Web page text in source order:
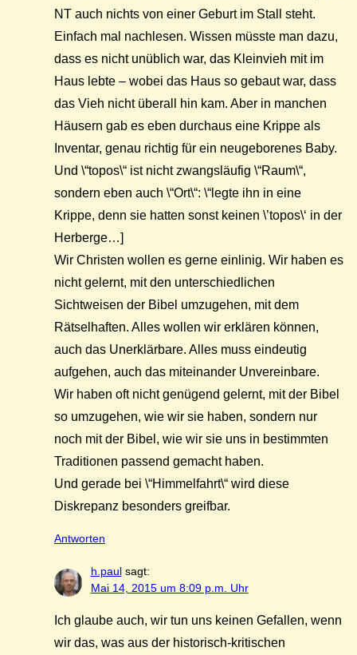
NT auch nichts von einer Geburt im Stall steht.
Einfach mal nachlesen. Wissen müsste man dazu,
dass es nicht unüblich war, das Kleinvieh mit im
Haus lebte – wobei das Haus so gebaut war, dass
das Vieh nicht überall hin kam. Aber in manchen
Häusern gab es eben durchaus eine Krippe als
Inventar, genau richtig für ein neugeborenes Baby.
Und \“topos\“ ist nicht zwangsläufig \“Raum\“,
sondern eben auch \“Ort\“: \“legte ihn in eine
Krippe, denn sie hatten sonst keinen \’topos\‘ in der
Herberge…]
Wir Christen wollen es gerne einlinig. Wir haben es
nicht gelernt, mit den unterschiedlichen
Sichtweisen der Bibel umzugehen, mit dem
Rätselhaften. Alles wollen wir erklären können,
auch das Unerklärbare. Alles muss eindeutig
aufgehen, auch das miteinander Unvereinbare.
Wir haben oft nicht genügend gelernt, mit der Bibel
so umzugehen, wie wir sie haben, sondern nur
noch mit der Bibel, wie wir sie uns in bestimmten
Traditionen passend gemacht haben.
Und gerade bei \“Himmelfahrt\“ wird diese
Diskrepanz besonders greifbar.
Antworten
h.paul sagt:
Mai 14, 2015 um 8:09 p.m. Uhr
Ich glaube auch, wir tun uns keinen Gefallen, wenn
wir das, was aus der historisch-kritischen